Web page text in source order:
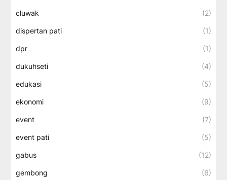
cluwak (2)
dispertan pati (1)
dpr (1)
dukuhseti (4)
edukasi (5)
ekonomi (9)
event (7)
event pati (5)
gabus (12)
gembong (6)